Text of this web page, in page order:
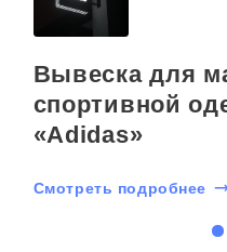
Вывеска для
спортивной
«Adidas»
Смотреть подробнее